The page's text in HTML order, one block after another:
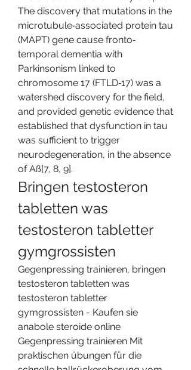
The discovery that mutations in the
microtubule‐associated protein tau
(MAPT) gene cause fronto‐
temporal dementia with
Parkinsonism linked to
chromosome 17 (FTLD‐17) was a
watershed discovery for the field,
and provided genetic evidence that
established that dysfunction in tau
was sufficient to trigger
neurodegeneration, in the absence
of Aß[7, 8, 9].
Bringen testosteron
tabletten was
testosteron tabletter
gymgrossisten
Gegenpressing trainieren, bringen
testosteron tabletten was
testosteron tabletter
gymgrossisten - Kaufen sie
anabole steroide online
Gegenpressing trainieren Mit
praktischen übungen für die